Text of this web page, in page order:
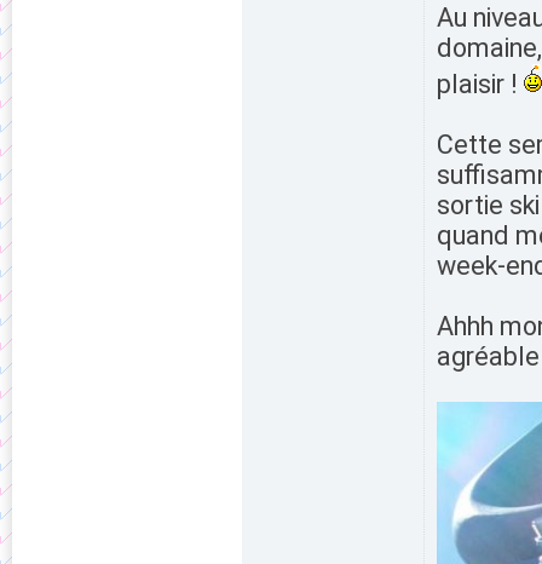
Au
plaisir !
Cette
sortie
quand
week-
Ahhh